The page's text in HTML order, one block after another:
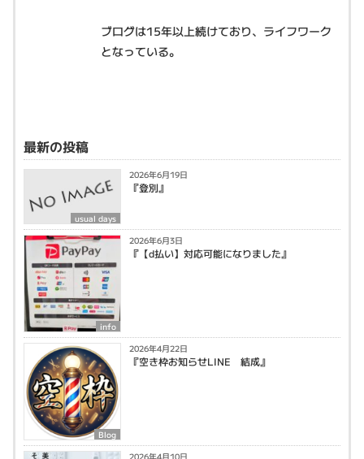
ブログは15年以上続けており、ライフワーク
となっている。
最新の投稿
usual days
2026年6月19日
『登別』
info
2026年6月3日
『【d払い】対応可能になりました』
Blog
2026年4月22日
『空き枠お知らせLINE 結成』
2026年4月10日